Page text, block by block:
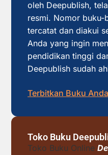
oleh Deepublish,
resmi. Nomor buku-
tercatat dan diakui
Anda yang ingin
pendidikan tinggi
Deepublish sudah
Terbitkan Buku
Toko Buku
Toko Buku Online